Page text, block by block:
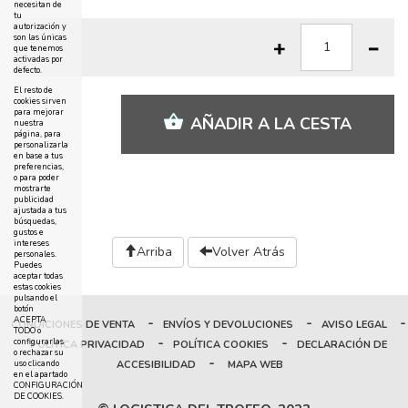
AÑADIR A LA CESTA
Arriba Volver Atrás
CONDICIONES DE VENTA - ENVÍOS Y DEVOLUCIONES - AVISO LEGAL -
POLÍTICA PRIVACIDAD - POLÍTICA COOKIES -
DECLARACIÓN DE
ACCESIBILIDAD
- MAPA WEB
necesitan de
tu
autorización y
son las únicas
que tenemos
activadas por
defecto.
El resto de
cookies sirven
para mejorar
nuestra
página, para
personalizarla
en base a tus
preferencias,
o para poder
mostrarte
publicidad
ajustada a tus
búsquedas,
gustos e
intereses
personales.
Puedes
aceptar todas
estas cookies
pulsando el
botón
ACEPTA
TODO o
configurarlas
o rechazar su
uso clicando
en el apartado
CONFIGURACIÓN
DE COOKIES.